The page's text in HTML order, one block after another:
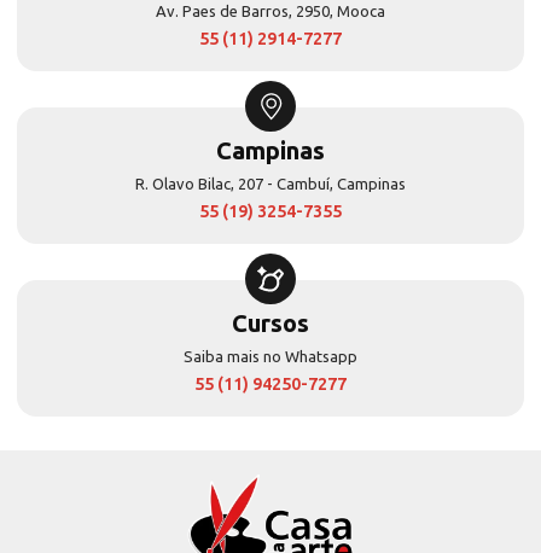
Av. Paes de Barros, 2950, Mooca
55 (11) 2914-7277
Campinas
R. Olavo Bilac, 207 - Cambuí, Campinas
55 (19) 3254-7355
Cursos
Saiba mais no Whatsapp
55 (11) 94250-7277